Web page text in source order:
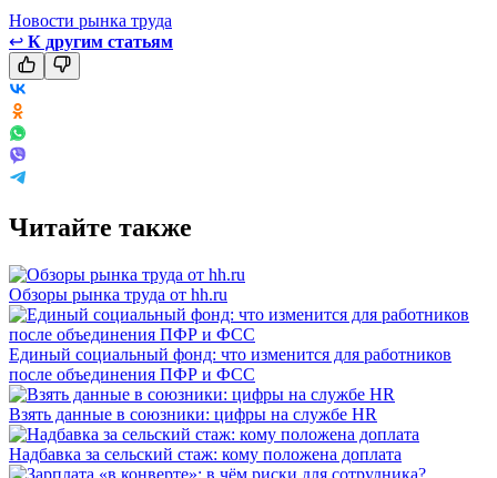
Новости рынка труда
↩ К другим статьям
Читайте также
Обзоры рынка труда от hh.ru
Единый социальный фонд: что изменится для работников
после объединения ПФР и ФСС
Взять данные в союзники: цифры на службе HR
Надбавка за сельский стаж: кому положена доплата